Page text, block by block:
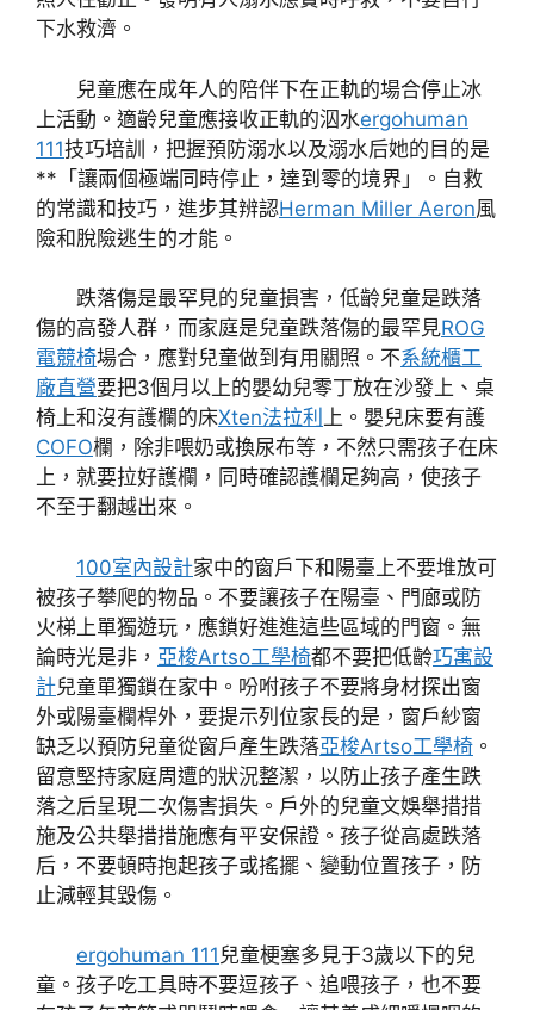
下水救濟。
兒童應在成年人的陪伴下在正軌的場合停止冰
上活動。適齡兒童應接收正軌的泅水ergohuman
111技巧培訓，把握預防溺水以及溺水后她的目的是
**「讓兩個極端同時停止，達到零的境界」。自救
的常識和技巧，進步其辨認Herman Miller Aeron風
險和脫險逃生的才能。
跌落傷是最罕見的兒童損害，低齡兒童是跌落
傷的高發人群，而家庭是兒童跌落傷的最罕見ROG
電競椅場合，應對兒童做到有用關照。不系統櫃工
廠直營要把3個月以上的嬰幼兒零丁放在沙發上、桌
椅上和沒有護欄的床Xten法拉利 上。嬰兒床要有護
COFO欄，除非喂奶或換尿布等，不然只需孩子在床
上，就要拉好護欄，同時確認護欄足夠高，使孩子
不至于翻越出來。
100室內設計家中的窗戶下和陽臺上不要堆放可
被孩子攀爬的物品。不要讓孩子在陽臺、門廊或防
火梯上單獨遊玩，應鎖好進進這些區域的門窗。無
論時光是非， 亞梭Artso工學椅都不要把低齡巧寓設
計兒童單獨鎖在家中。吩咐孩子不要將身材探出窗
外或陽臺欄桿外，要提示列位家長的是，窗戶紗窗
缺乏以預防兒童從窗戶產生跌落亞梭Artso工學椅 。
留意堅持家庭周遭的狀況整潔，以防止孩子產生跌
落之后呈現二次傷害損失。戶外的兒童文娛舉措措
施及公共舉措措施應有平安保證。孩子從高處跌落
后，不要頓時抱起孩子或搖擺、變動位置孩子，防
止減輕其毀傷。
ergohuman 111 兒童梗塞多見于3歲以下的兒
童。孩子吃工具時不要逗孩子、追喂孩子，也不要